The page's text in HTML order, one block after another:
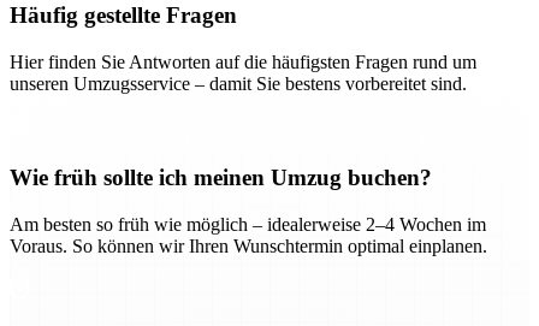
Häufig gestellte Fragen
Hier finden Sie Antworten auf die häufigsten Fragen rund um
unseren Umzugsservice – damit Sie bestens vorbereitet sind.
Wie früh sollte ich meinen Umzug buchen?
Am besten so früh wie möglich – idealerweise 2–4 Wochen im
Voraus. So können wir Ihren Wunschtermin optimal einplanen.